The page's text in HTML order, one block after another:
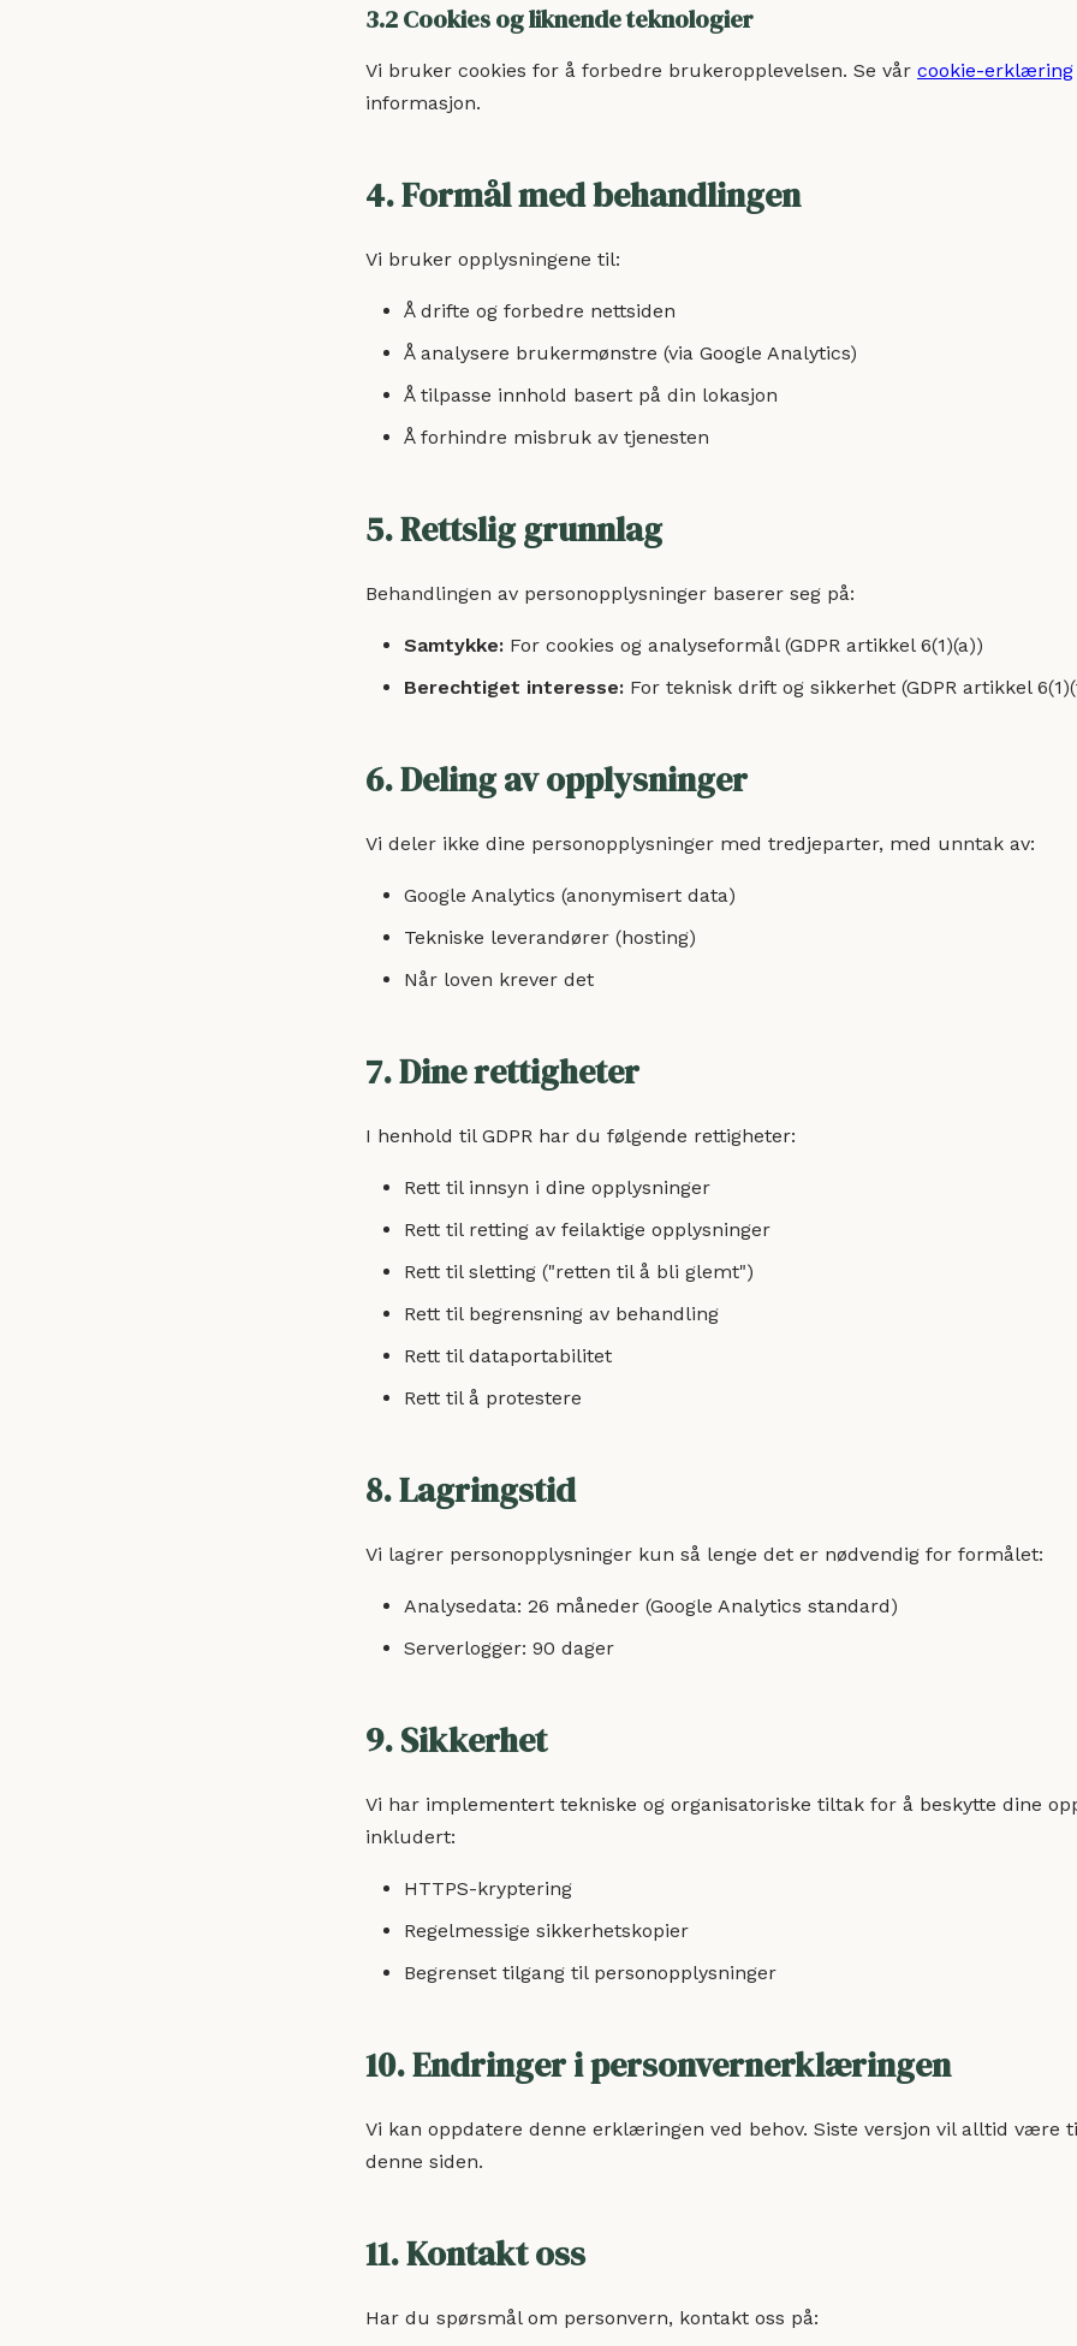
3.2 Cookies og liknende teknologier
Vi bruker cookies for å forbedre brukeropplevelsen. Se vår cookie-erklæring
informasjon.
4. Formål med behandlingen
Vi bruker opplysningene til:
Å drifte og forbedre nettsiden
Å analysere brukermønstre (via Google Analytics)
Å tilpasse innhold basert på din lokasjon
Å forhindre misbruk av tjenesten
5. Rettslig grunnlag
Behandlingen av personopplysninger baserer seg på:
Samtykke: For cookies og analyseformål (GDPR artikkel 6(1)(a))
Berechtiget interesse: For teknisk drift og sikkerhet (GDPR artikkel
6. Deling av opplysninger
Vi deler ikke dine personopplysninger med tredjeparter, med unntak av:
Google Analytics (anonymisert data)
Tekniske leverandører (hosting)
Når loven krever det
7. Dine rettigheter
I henhold til GDPR har du følgende rettigheter:
Rett til innsyn i dine opplysninger
Rett til retting av feilaktige opplysninger
Rett til sletting ("retten til å bli glemt")
Rett til begrensning av behandling
Rett til dataportabilitet
Rett til å protestere
8. Lagringstid
Vi lagrer personopplysninger kun så lenge det er nødvendig for formålet:
Analysedata: 26 måneder (Google Analytics standard)
Serverlogger: 90 dager
9. Sikkerhet
Vi har implementert tekniske og organisatoriske tiltak for å beskytte dine
inkludert:
HTTPS-kryptering
Regelmessige sikkerhetskopier
Begrenset tilgang til personopplysninger
10. Endringer i personvernerklæringen
Vi kan oppdatere denne erklæringen ved behov. Siste versjon vil alltid være
denne siden.
11. Kontakt oss
Har du spørsmål om personvern, kontakt oss på: